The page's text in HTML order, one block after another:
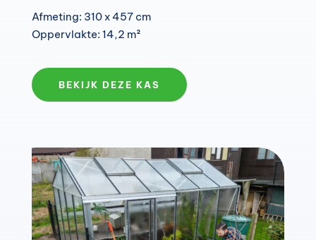
Afmeting: 310 x 457 cm
Oppervlakte: 14,2 m²
BEKIJK DEZE KAS